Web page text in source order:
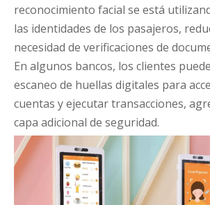
reconocimiento facial se está
las identidades de los pasajeros,
necesidad de verificaciones de
En algunos bancos, los clientes
escaneo de huellas digitales para
cuentas y ejecutar transacciones,
capa adicional de seguridad.